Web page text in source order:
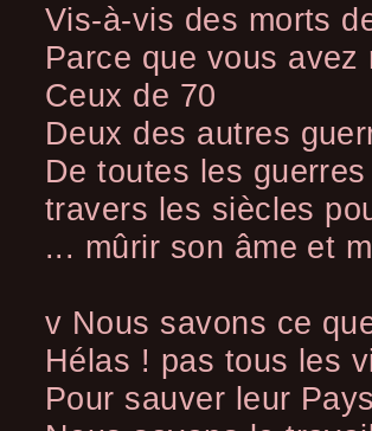
Vis-à-vis des morts
Parce que vous
Ceux de 70
Deux des autres
De toutes les
travers les siècles
... mûrir son âme et
v Nous savons ce
Hélas ! pas tous les
Pour sauver leur